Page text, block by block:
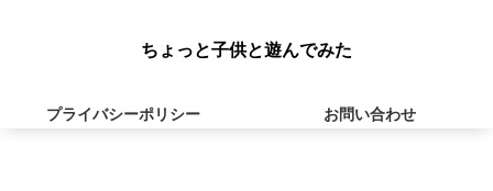
ちょっと子供と遊んでみた
プライバシーポリシー お問い合わせ